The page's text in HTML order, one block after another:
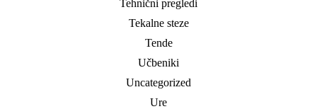
Tehnični pregledi
Tekalne steze
Tende
Učbeniki
Uncategorized
Ure